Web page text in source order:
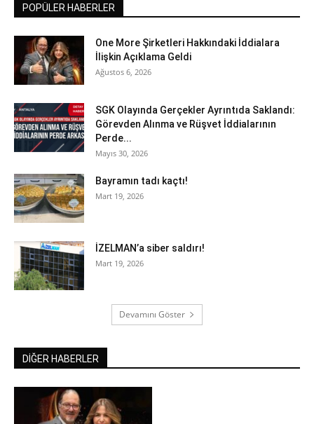
POPÜLER HABERLER
One More Şirketleri Hakkındaki İddialara
İlişkin Açıklama Geldi
Ağustos 6, 2026
SGK Olayında Gerçekler Ayrıntıda Saklandı:
Görevden Alınma ve Rüşvet İddialarının
Perde...
Mayıs 30, 2026
Bayramın tadı kaçtı!
Mart 19, 2026
İZELMAN’a siber saldırı!
Mart 19, 2026
Devamını Göster
DİĞER HABERLER